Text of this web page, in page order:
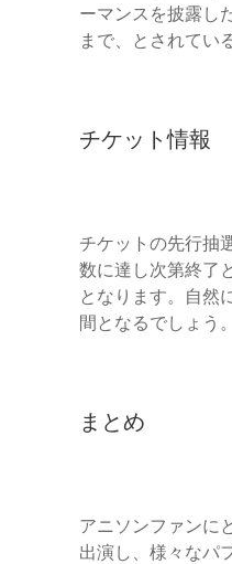
ーマンスを披露し
まで、とされてい
チケット情報
チケットの先行抽
数に達し次第終了
となります。自然
間となるでしょう。
まとめ
アニソンファンに
出演し、様々なパ